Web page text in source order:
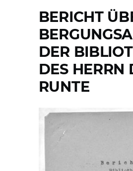
BERICHT
DER
DES HERRN
RUNTE